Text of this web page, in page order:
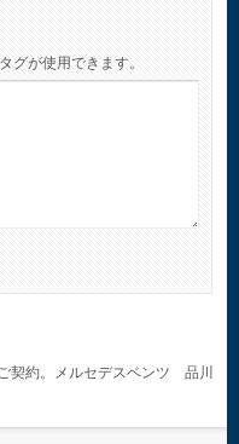
タグが使用できます。
契約。メルセデスベンツ 品川